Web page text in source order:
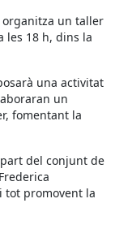
organitza un taller
les 18 h, dins la
una activitat
un
fomentant la
del conjunt de
tot promovent la